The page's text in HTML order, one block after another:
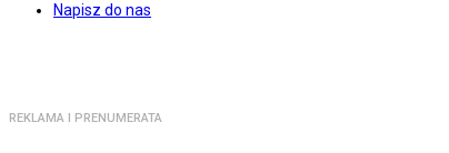
Napisz do nas
REKLAMA I PRENUMERATA